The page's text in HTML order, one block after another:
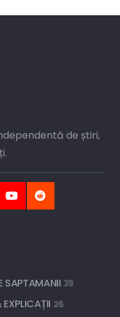
de știri,
SAPTAMANII 39
26